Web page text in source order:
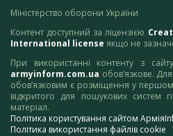
Міністерство оборони України
Контент доступний за ліцензією
International license якщо не
При використанні контенту з
armyinform.com.ua обов’язкове.
обов’язковим є розміщення у
відкритого для пошукових систем
матеріал.
Політика користування сайтом
Політика використання файлів cookie